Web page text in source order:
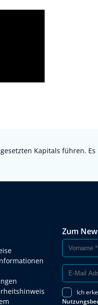
Kapitals führen.
Zum
Ich